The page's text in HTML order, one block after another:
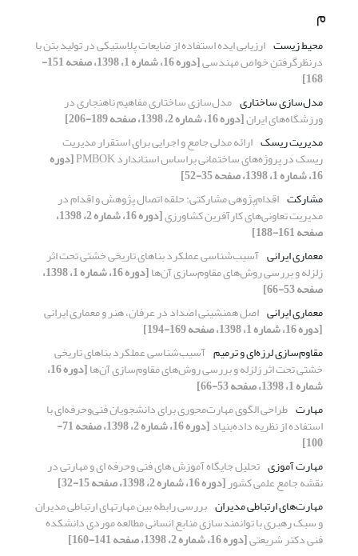
م
محیط زیست ارزیابی ایده استفاده از ضایعات پلاستیکی در تولید بتن با
درنظرگرفتنِ خواص مهندسی [دوره 16، شماره 1، 1398، صفحه 151-
168]
مدل‌سازی ساختاری مدل‌سازی ساختاری مفاهیم ناهنجاری در
ورزشگاه‌های ایران[دوره 16، شماره 2، 1398، صفحه 189-206]
مدیریت ریسک ارائه مدلی جامع و اجرایی برای استقرار مدیریت
ریسک در پروژه‌های ساختمانی براساس استاندارد PMBOK [دوره
16، شماره 1، 1398، صفحه 35-52]
مشارکت اقدام‌پژوهی مشارکتی: حلقه اتصال پژوهش و اقدام در
مدیریت تعاونی‌های کارآفرین کشاورزی [دوره 16، شماره 2، 1398،
صفحه 161-188]
معماری ایرانی آسیب‌شناسی عملکرد بناهای تاریخی خشتی تحت اثر
زلزله و بررسی روش‌های مقاوم‌سازی آن‌ها [دوره 16، شماره 1، 1398،
صفحه 53-66]
معماری ایرانی اصل همنشینی اضداد در عرفان، هنر و معماری ایرانی
[دوره 16، شماره 1، 1398، صفحه 169-194]
مقاوم‌سازی لرزه‌ای و ترمیم آسیب‌شناسی عملکرد بناهای تاریخی
خشتی تحت اثر زلزله و بررسی روش‌های مقاوم‌سازی آن‌ها [دوره 16،
شماره 1، 1398، صفحه 53-66]
مهارت طراحی الگوی مهارت‌محوری برای دانشجویان فنی‌و‌حرفه‌ای با
استفاده از نظریه داده‌بنیاد [دوره 16، شماره 2، 1398، صفحه 71-
100]
مهارت آموزی تحلیل جایگاه آموزش های فنی وحرفه ای و مهارتی در
نقشه جامع علمی کشور[دوره 16، شماره 2، 1398، صفحه 15-32]
مهارت‌های ارتباطی مدیران
بررسی رابطه بین مهارت‎های ارتباطی مدیران
و سبک رهبری با توانمندسازی منابع انسانی مطالعه موردی دانشکده
فنی دکتر شریعتی[دوره 16، شماره 2، 1398، صفحه 141-160]